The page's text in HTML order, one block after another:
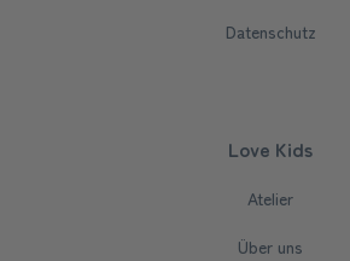
Datenschutz
Love Kids
Atelier
Über uns